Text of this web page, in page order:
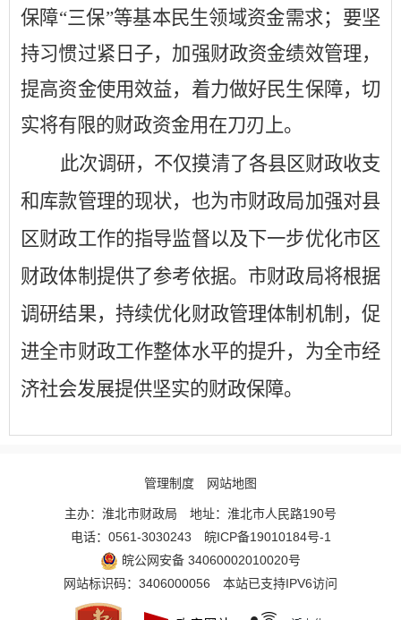
保障“三保”等基本民生领域资金需求；要坚
持习惯过紧日子，加强财政资金绩效管理，
提高资金使用效益，着力做好民生保障，切
实将有限的财政资金用在刀刃上。
此次调研，不仅摸清了各县区财政收支
和库款管理的现状，也为市财政局加强对县
区财政工作的指导监督以及下一步优化市区
财政体制提供了参考依据。市财政局将根据
调研结果，持续优化财政管理体制机制，促
进全市财政工作整体水平的提升，为全市经
济社会发展提供坚实的财政保障。
管理制度 网站地图
主办：淮北市财政局
地址：淮北市人民路190号
电话：0561-3030243
皖ICP备19010184号-1
皖公网安备 34060002010020号
网站标识码：3406000056
本站已支持IPV6访问